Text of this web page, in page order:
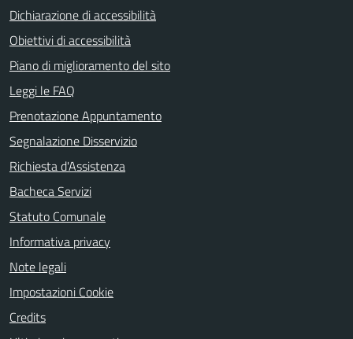
Dichiarazione di accessibilità
Obiettivi di accessibilità
Piano di miglioramento del sito
Leggi le FAQ
Prenotazione Appuntamento
Segnalazione Disservizio
Richiesta d'Assistenza
Bacheca Servizi
Statuto Comunale
Informativa privacy
Note legali
Impostazioni Cookie
Credits